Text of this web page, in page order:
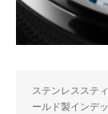
ステンレスステ
ールド製インデ